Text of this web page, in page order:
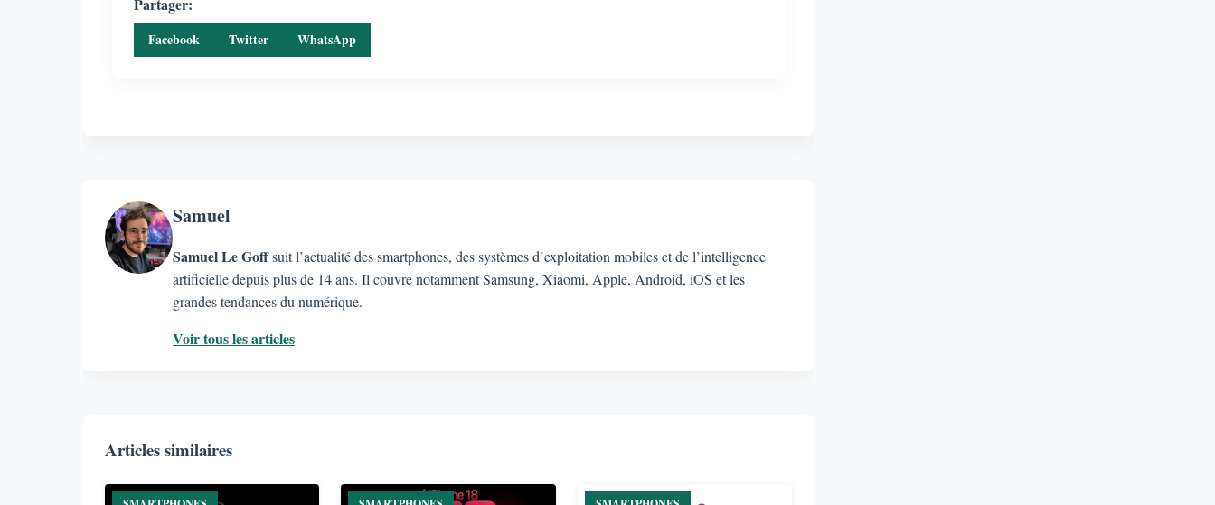
Facebook Twitter WhatsApp
Samuel
Samuel Le Goffsuit l’actualité des smartphones, des systèmes d’exploitation mobiles et de l’intelligence
artificielle depuis plus de 14 ans. Il couvre notamment Samsung, Xiaomi, Apple, Android, iOS et les
grandes tendances du numérique.
Voir tous les articles
Articles similaires